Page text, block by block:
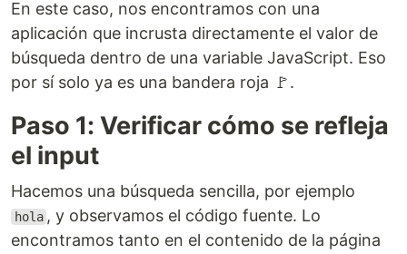
En este caso, nos encontramos con una
aplicación que incrusta directamente el valor de
búsqueda dentro de una variable JavaScript. Eso
por sí solo ya es una bandera roja 🚩.
Paso 1: Verificar cómo se refleja
el input
Hacemos una búsqueda sencilla, por ejemplo
hola , y observamos el código fuente. Lo
encontramos tanto en el contenido de la página